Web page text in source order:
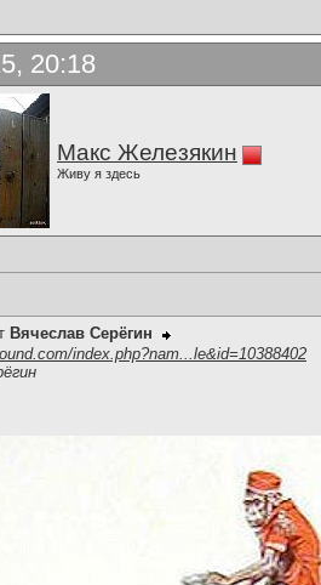
20:18
Макс Железякин
Живу я здесь
Вячеслав Серёгин
index.php?nam...le&id=10388402